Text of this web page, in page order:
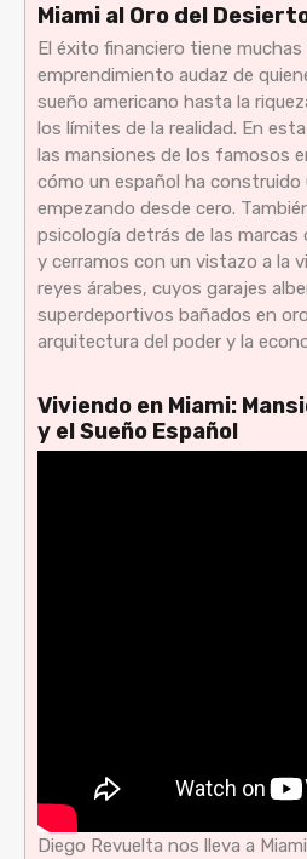
Miami al Oro del
El éxito financiero tiene muchas
emprendimiento audaz de
sueño americano hasta la
los límites de la realidad. En
las mansiones de los famosos
cómo un español ha construido
empezando desde cero.
psicología detrás de las marcas
y cerramos con un vistazo a la
reyes árabes, cuyos garajes
superdeportivos bañados en
arquitectura del poder y la
Viviendo en Miami:
y el Sueño Español
Diego Revuelta nos lleva a